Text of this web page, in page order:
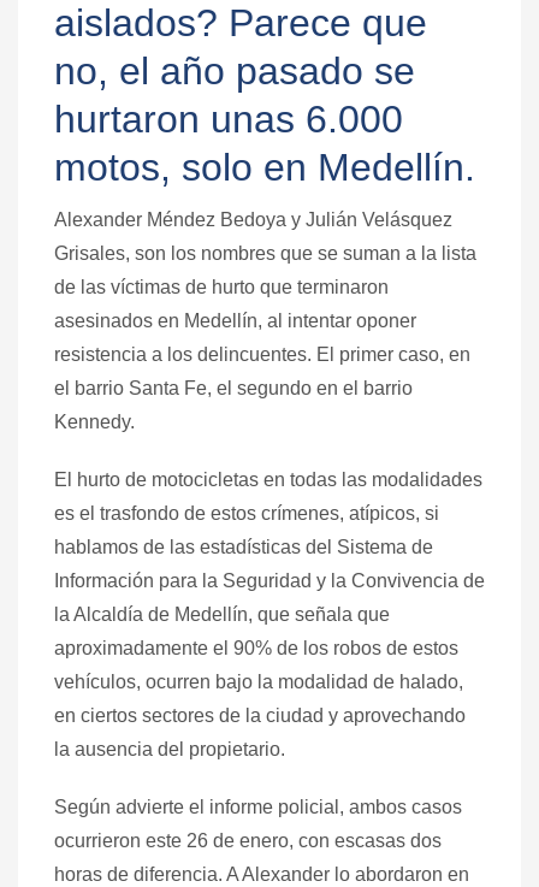
aislados? Parece que
no, el año pasado se
hurtaron unas 6.000
motos, solo en Medellín.
Alexander Méndez Bedoya y Julián Velásquez
Grisales, son los nombres que se suman a la lista
de las víctimas de hurto que terminaron
asesinados en Medellín, al intentar oponer
resistencia a los delincuentes. El primer caso, en
el barrio Santa Fe, el segundo en el barrio
Kennedy.
El hurto de motocicletas en todas las modalidades
es el trasfondo de estos crímenes, atípicos, si
hablamos de las estadísticas del Sistema de
Información para la Seguridad y la Convivencia de
la Alcaldía de Medellín, que señala que
aproximadamente el 90% de los robos de estos
vehículos, ocurren bajo la modalidad de halado,
en ciertos sectores de la ciudad y aprovechando
la ausencia del propietario.
Según advierte el informe policial, ambos casos
ocurrieron este 26 de enero, con escasas dos
horas de diferencia. A Alexander lo abordaron en